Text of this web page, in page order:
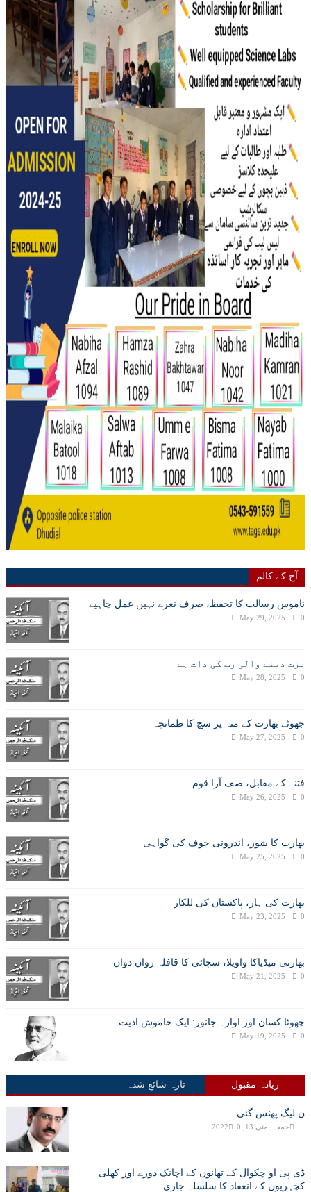
آج کے کالم
ناموس رسالت کا تحفظ، صرف نعرے نہیں عمل چاہیے
May 29, 2025 0
عزت دینے والی رب کی ذات ہے
May 28, 2025 0
جھوٹے بھارت کے منہ پر سچ کا طمانچہ
May 27, 2025 0
فتنہ کے مقابل، صف آرا قوم
May 26, 2025 0
بھارت کا شور، اندرونی خوف کی گواہی
May 25, 2025 0
بھارت کی ہار، پاکستان کی للکار
May 23, 2025 0
بھارتی میڈیاکا واویلا، سچائی کا قافلہ رواں دواں
May 21, 2025 0
چھوٹا کسان اور اوارہ جانور: ایک خاموش اذیت
May 19, 2025 0
زیادہ مقبول تازہ شائع شدہ
ن لیگ پھنس گئی
جمعہ, مئی 13, 2022 0
ڈی پی او چکوال کے تھانوں کے اچانک دورے اور کھلی
کچہریوں کے انعقاد کا سلسلہ جاری